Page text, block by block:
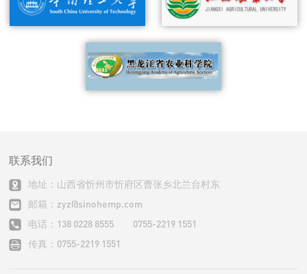
联系我们
地址：山西省忻州市忻府区曹张乡北兰台村东
邮箱：zyz@sinohemp.com
电话：138 0228 8555 0755-2219 1551
传真：0755-2219 1551